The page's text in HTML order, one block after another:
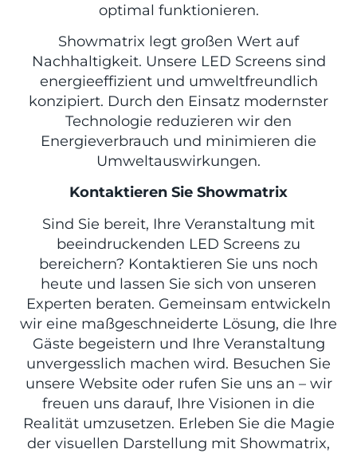
optimal funktionieren.
Showmatrix legt großen Wert auf
Nachhaltigkeit. Unsere LED Screens sind
energieeffizient und umweltfreundlich
konzipiert. Durch den Einsatz modernster
Technologie reduzieren wir den
Energieverbrauch und minimieren die
Umweltauswirkungen.
Kontaktieren Sie Showmatrix
Sind Sie bereit, Ihre Veranstaltung mit
beeindruckenden LED Screens zu
bereichern? Kontaktieren Sie uns noch
heute und lassen Sie sich von unseren
Experten beraten. Gemeinsam entwickeln
wir eine maßgeschneiderte Lösung, die Ihre
Gäste begeistern und Ihre Veranstaltung
unvergesslich machen wird. Besuchen Sie
unsere Website oder rufen Sie uns an – wir
freuen uns darauf, Ihre Visionen in die
Realität umzusetzen. Erleben Sie die Magie
der visuellen Darstellung mit Showmatrix,